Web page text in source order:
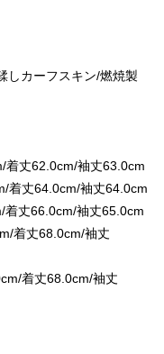
しカーフスキン/燃焼製
着丈62.0cm/袖丈63.0cm
着丈64.0cm/袖丈64.0cm
着丈66.0cm/袖丈65.0cm
着丈68.0cm/袖丈
着丈68.0cm/袖丈